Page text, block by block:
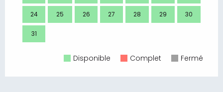
24 25 26 27 28 29 30
31
Disponible Complet Fermé